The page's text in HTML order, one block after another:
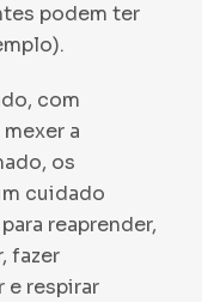
podem ter
com
a
os
cuidado
reaprender,
fazer
e respirar